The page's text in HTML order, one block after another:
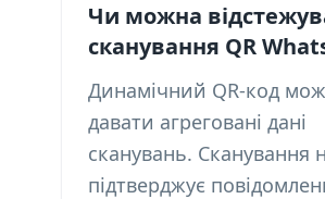
Чи можна
сканування QR
Динамічний QR-код
давати агреговані дані
сканувань. Сканування
підтверджує